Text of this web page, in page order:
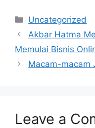
Categories
Uncategorized
Akbar Hatma
Memulai Bisnis
Macam-macam
Leave a